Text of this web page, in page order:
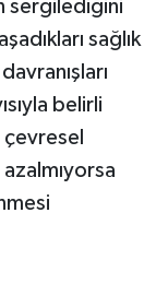
sergilediğini
sağlık
belirli
çevresel